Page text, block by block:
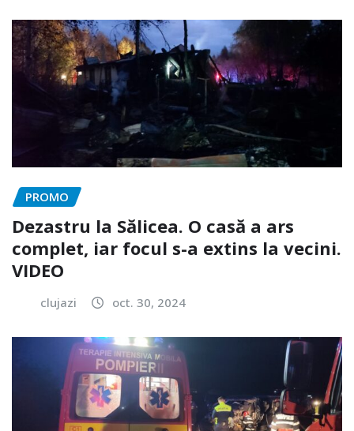
PROMO
Dezastru la Sălicea. O casă a ars
complet, iar focul s-a extins la vecini.
VIDEO
clujazi oct. 30, 2024